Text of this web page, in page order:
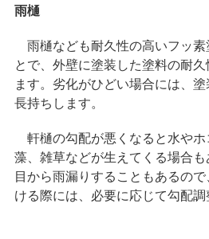
雨樋
雨樋なども耐久性の高いフッ素
とで、外壁に塗装した塗料の耐
ます。劣化がひどい場合には、
長持ちします。
軒樋の勾配が悪くなると水や
藻、雑草などが生えてくる場合
目から雨漏りすることもあるの
ける際には、必要に応じて勾配調